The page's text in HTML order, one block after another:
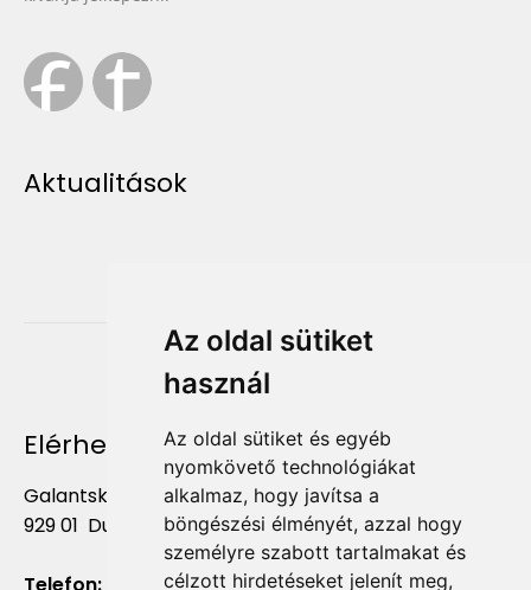
Az oldal sütiket
használ
Az oldal sütiket és egyéb
nyomkövető technológiákat
alkalmaz, hogy javítsa a
böngészési élményét, azzal hogy
személyre szabott tartalmakat és
célzott hirdetéseket jelenít meg,
Aktualitások
Elérhetőség
Galantská cesta 658/2F
929 01 Dunajská Streda